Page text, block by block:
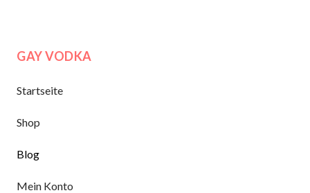
GAY VODKA
Startseite
Shop
Blog
Mein Konto